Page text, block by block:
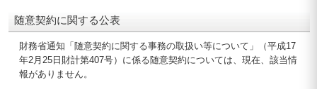
随意契約に関する公表
財務省通知「随意契約に関する事務の取扱い等について」（平成17
年2月25日財計第407号）に係る随意契約については、現在、該当情
報がありません。